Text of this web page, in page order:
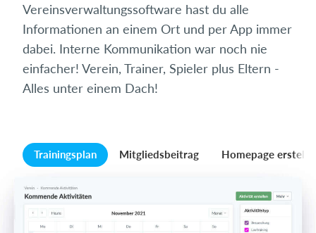
Vereinsverwaltungssoftware hast du alle
Informationen an einem Ort und per App immer
dabei. Interne Kommunikation war noch nie
einfacher! Verein, Trainer, Spieler plus Eltern -
Alles unter einem Dach!
Trainingsplan Mitgliedsbeitrag Homepage